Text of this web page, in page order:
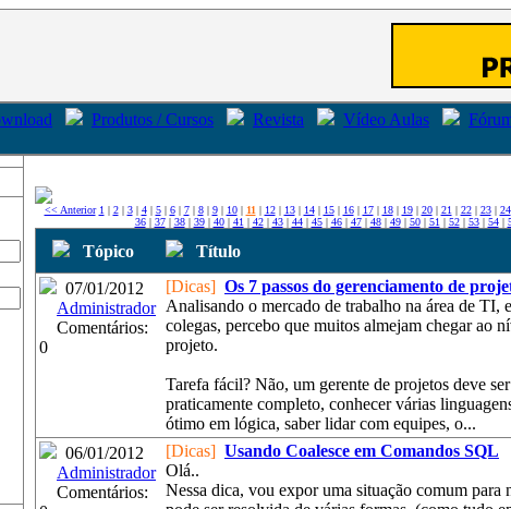
Produtos / Cursos Revista Vídeo Aulas
<< Anterior 1 | 2| 3| 4| 5| 6| 7| 8| 9| 10| 11 | 12| 13| 14| 15| 16| 17| 18| 19| 20| 21 | 22| 23| 24
36| 37| 38| 39| 40| 41 | 42| 43| 44| 45| 46| 47| 48| 49| 50| 51 | 52| 53| 54|
Tópico Título
07/01/2012
Administrador
Comentários:
0
[Dicas] Os 7 passos do gerenciamento de
Analisando o mercado de trabalho na área de TI,
colegas, percebo que muitos almejam chegar ao
projeto.
Tarefa fácil? Não, um gerente de projetos deve
praticamente completo, conhecer várias
ótimo em lógica, saber lidar com equipes, o...
06/01/2012
Administrador
Comentários:
[Dicas] Usando Coalesce em Comandos SQL
Olá..
Nessa dica, vou expor uma situação comum para